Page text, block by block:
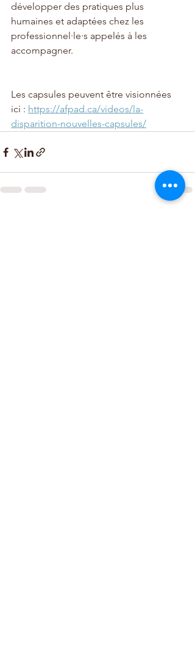
développer des pratiques plus
humaines et adaptées chez les
professionnel·le·s appelés à les
accompagner.
Les capsules peuvent être visionnées
ici : https://afpad.ca/videos/la-
disparition-nouvelles-capsules/